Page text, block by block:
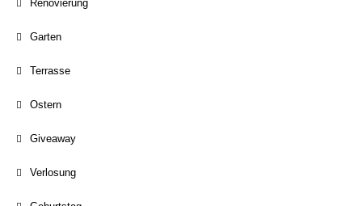
Renovierung
Garten
Terrasse
Ostern
Giveaway
Verlosung